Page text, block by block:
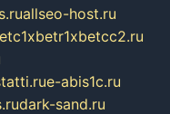
allseo-host.ru
e-abis1c.ru
dark-sand.ru